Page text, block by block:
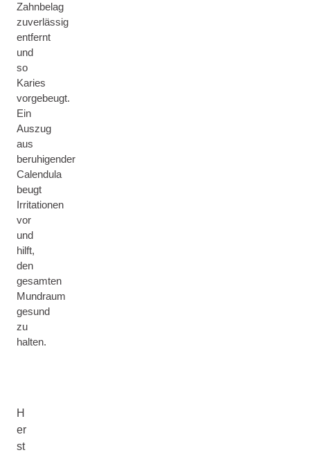
Zahnbelag
zuverlässig
entfernt
und
so
Karies
vorgebeugt.
Ein
Auszug
aus
beruhigender
Calendula
beugt
Irritationen
vor
und
hilft,
den
gesamten
Mundraum
gesund
zu
halten.
H
er
st